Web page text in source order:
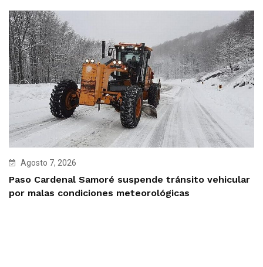
Agosto 7, 2026
Paso Cardenal Samoré suspende tránsito vehicular
por malas condiciones meteorológicas